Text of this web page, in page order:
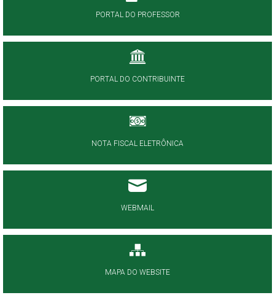
PORTAL DO PROFESSOR
PORTAL DO CONTRIBUINTE
NOTA FISCAL ELETRÔNICA
WEBMAIL
MAPA DO WEBSITE